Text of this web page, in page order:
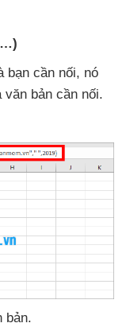
bạn cần nối, nó
bản cần nối.
bản.